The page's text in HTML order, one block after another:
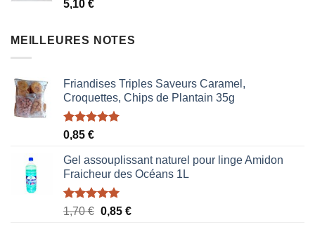
5,10 €
MEILLEURES NOTES
Friandises Triples Saveurs Caramel,
Croquettes, Chips de Plantain 35g
Note5.00
0,85 €
Gel assouplissant naturel pour linge Amidon
Fraicheur des Océans 1L
Note5.00
1,70€ Le
0,85 €Le